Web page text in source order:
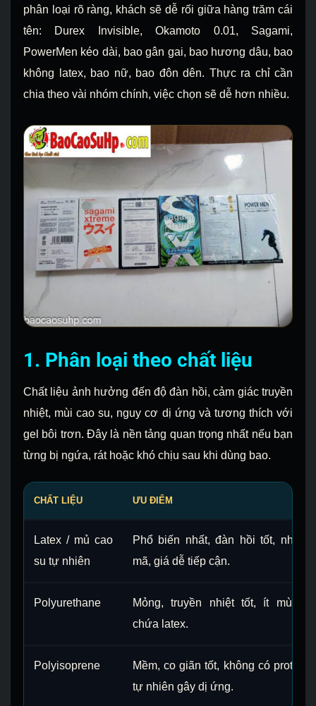
phân loại rõ ràng, khách sẽ dễ rối giữa hàng trăm cái
tên: Durex Invisible, Okamoto 0.01, Sagami,
PowerMen kéo dài, bao gân gai, bao hương dâu, bao
không latex, bao nữ, bao đôn dên. Thực ra chỉ cần
chia theo vài nhóm chính, việc chọn sẽ dễ hơn nhiều.
1. Phân loại theo chất liệu
Chất liệu ảnh hưởng đến độ đàn hồi, cảm giác truyền
nhiệt, mùi cao su, nguy cơ dị ứng và tương thích với
gel bôi trơn. Đây là nền tảng quan trọng nhất nếu bạn
từng bị ngứa, rát hoặc khó chịu sau khi dùng bao.
CHẤT LIỆU ƯU ĐIỂM
Latex / mủ cao
su tự nhiên
Phổ biến nhất, đàn hồi tốt, nhiều
mã, giá dễ tiếp cận.
Polyurethane
Mỏng, truyền nhiệt tốt, ít mùi,
chứa latex.
Polyisoprene
Mềm, co giãn tốt, không có protein
tự nhiên gây dị ứng.